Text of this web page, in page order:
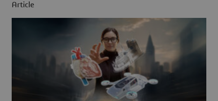
mobilité.
Article